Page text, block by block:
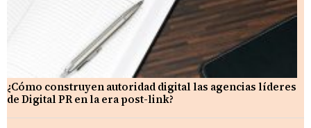
¿Cómo construyen autoridad digital las agencias líderes
de Digital PR en la era post-link?